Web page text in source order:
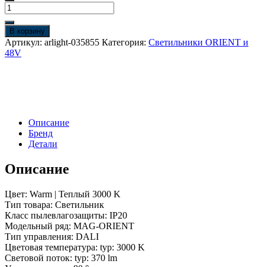
Количество
товара
Светильник
MAG-
ORIENT-
FLAT-
deg,
48V,
(Arlight,
IP20
5
лет)
В корзину
Артикул: arlight-035855 Категория: Светильники ORIENT и
48V
Описание
Бренд
Детали
Описание
Цвет: Warm | Теплый 3000 K
Тип товара: Светильник
Класс пылевлагозащиты: IP20
Модельный ряд: MAG-ORIENT
Тип управления: DALI
Цветовая температура: typ: 3000 K
Световой поток: typ: 370 lm